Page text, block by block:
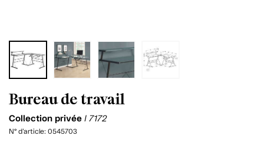
Bureau de travail
Collection privée I 7172
N° d'article: 0545703